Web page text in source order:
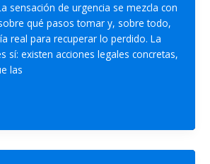
sensación de urgencia se mezcla con
qué pasos tomar y, sobre todo,
real para recuperar lo perdido. La
sí: existen acciones legales concretas,
las